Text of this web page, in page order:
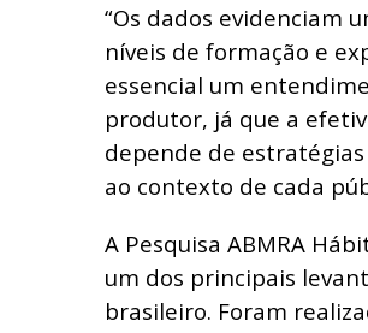
“Os dados evidenciam
níveis de formação e
essencial um
produtor, já que a
depende de
ao contexto de cada
A Pesquisa ABMRA
um dos principais
brasileiro. Foram